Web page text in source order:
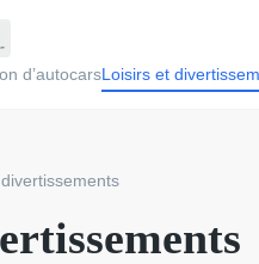
d’autocarsLoisirs et